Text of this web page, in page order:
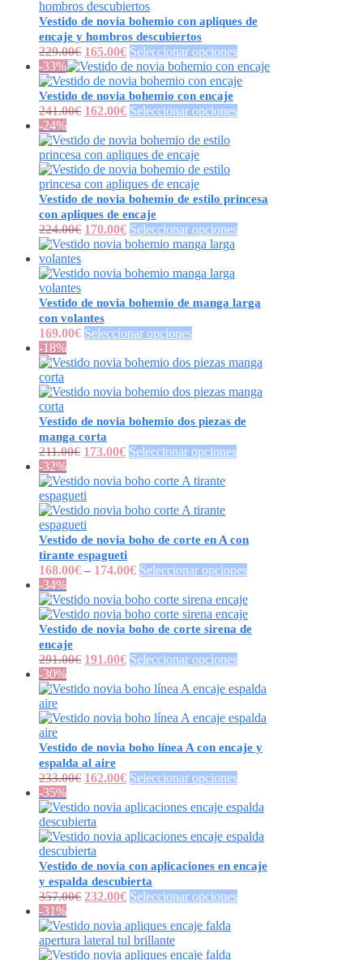
Vestido de novia bohemio con apliques de
encaje y hombros descubiertos
229.00€ 165.00€ Seleccionar opciones
-33%
Vestido de novia bohemio con encaje
241.00€ 162.00€ Seleccionar opciones
-24%
Vestido de novia bohemio de estilo princesa
con apliques de encaje
224.00€ 170.00€ Seleccionar opciones
Vestido de novia bohemio de manga larga
con volantes
169.00€ Seleccionar opciones
-18%
Vestido de novia bohemio dos piezas de
manga corta
211.00€ 173.00€ Seleccionar opciones
-32%
Vestido de novia boho de corte en A con
tirante espagueti
168.00€ – 174.00€ Seleccionar opciones
-34%
Vestido de novia boho de corte sirena de
encaje
291.00€ 191.00€ Seleccionar opciones
-30%
Vestido de novia boho línea A con encaje y
espalda al aire
233.00€ 162.00€ Seleccionar opciones
-35%
Vestido de novia con aplicaciones en encaje
y espalda descubierta
357.00€ 232.00€ Seleccionar opciones
-31%